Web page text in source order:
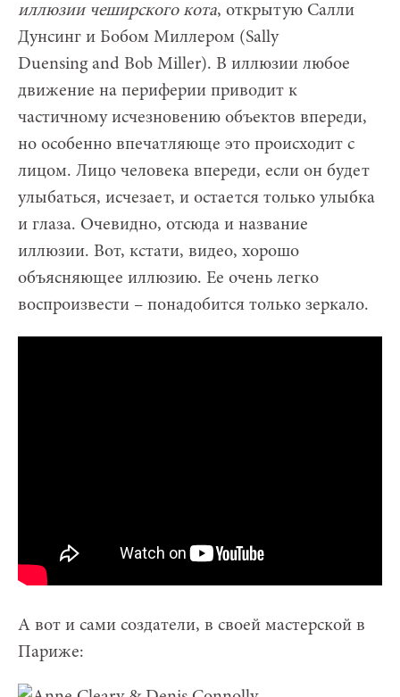
иллюзии чеширского кота, открытую Салли
Дунсинг и Бобом Миллером (Sally
Duensing and Bob Miller). В иллюзии любое
движение на периферии приводит к
частичному исчезновению объектов впереди,
но особенно впечатляюще это происходит с
лицом. Лицо человека впереди, если он будет
улыбаться, исчезает, и остается только улыбка
и глаза. Очевидно, отсюда и название
иллюзии. Вот, кстати, видео, хорошо
объясняющее иллюзию. Ее очень легко
воспроизвести – понадобится только зеркало.
А вот и сами создатели, в своей мастерской в
Париже: